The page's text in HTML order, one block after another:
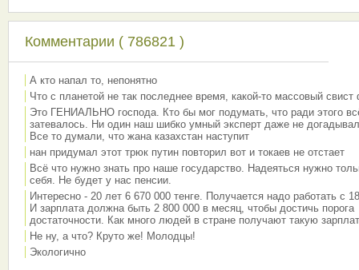
Комментарии ( 786821 )
А кто напал то, непонятно
Что с планетой не так последнее время, какой-то массовый свист
Это ГЕНИАЛЬНО господа. Кто бы мог подумать, что ради этого
затевалось. Ни один наш шибко умный эксперт даже не
Все то думали, что жана казахстан наступит
нан придумал этот трюк путин повторил вот и токаев не отстает
Всё что нужно знать про наше государство. Надеяться нужно
себя. Не будет у нас пенсии.
Интересно - 20 лет 6 670 000 тенге. Получается надо работать с
И зарплата должна быть 2 800 000 в месяц, чтобы достичь порога
достаточности. Как много людей в стране получают такую
Не ну, а что? Круто же! Молодцы!
Экологично